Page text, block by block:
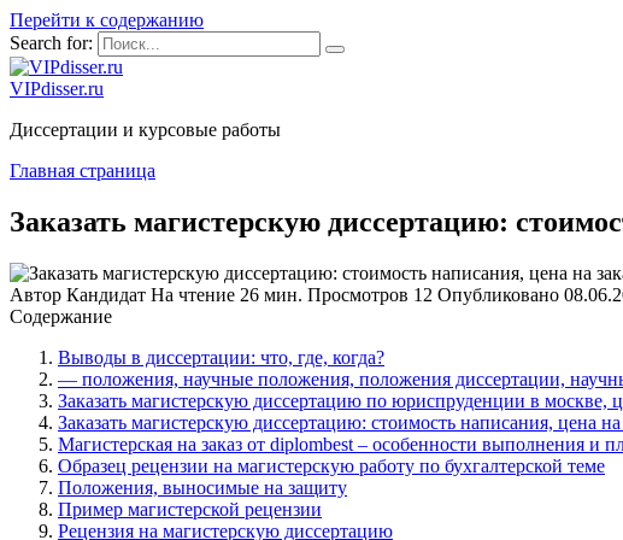
Перейти к содержанию
Search for:
VIPdisser.ru
Диссертации и курсовые работы
Главная страница
Заказать магистерскую диссертацию:
Автор Кандидат На чтение 26 мин. Просмотров 12 Опубликовано
Содержание
Выводы в диссертации: что, где, когда?
— положения, научные положения, положения диссертации,
Заказать магистерскую диссертацию по юриспруденции в москве,
Заказать магистерскую диссертацию: стоимость написания, цена на
Магистерская на заказ от diplombest – особенности выполнения и
Образец рецензии на магистерскую работу по бухгалтерской теме
Положения, выносимые на защиту
Пример магистерской рецензии
Рецензия на магистерскую диссертацию